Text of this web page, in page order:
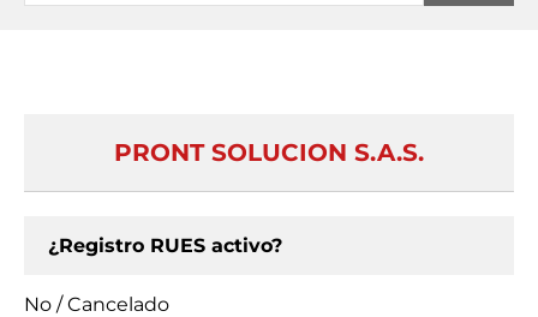
PRONT SOLUCION S.A.S.
¿Registro RUES activo?
No / Cancelado